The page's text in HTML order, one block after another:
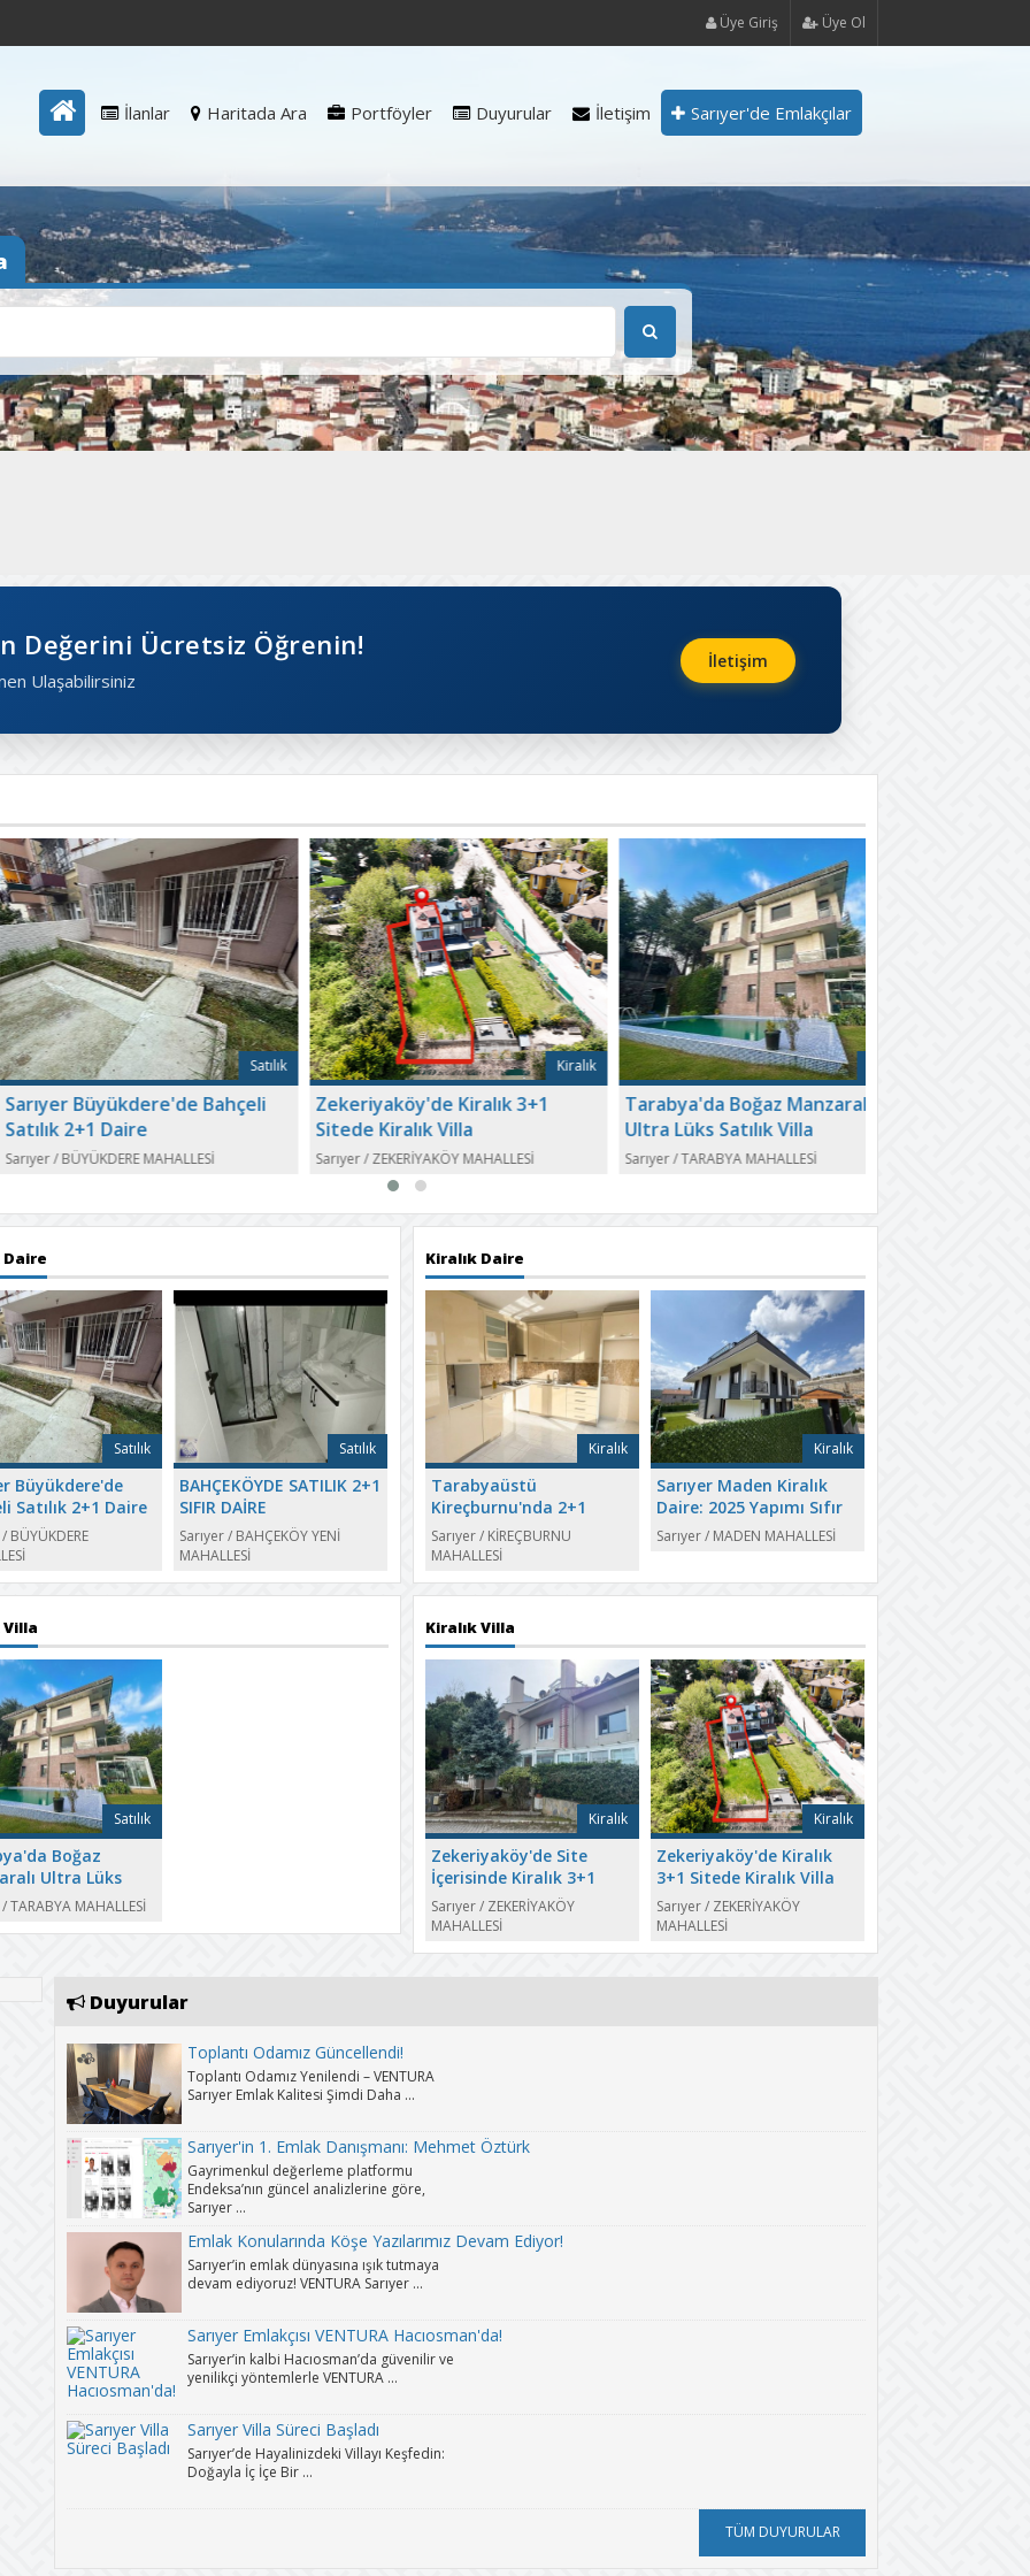
Üye Ol
Üye Giriş
İlanlar Haritada Ara Portföyler Duyurular İletişim Sarıyer'de Emlakçılar
Değerini Ücretsiz Öğrenin!
Ulaşabilirsiniz
İletişim
Satılık
Büyükdere'de Bahçeli
2+1 Daire
/BÜYÜKDERE MAHALLESİ
Kiralık
Zekeriyaköy'de Kiralık 3+1
Sitede Kiralık Villa
/ZEKERİYAKÖY MAHALLESİ
Satılık
Tarabya'da Boğaz Manzaralı
Ultra Lüks Satılık Villa
/TARABYA MAHALLESİ
Kiralık Daire
Kiralık
Tarabyaüstü
Kireçburnu'nda 2+1
Kiralık Yenilenmiş 2
Balkonlu Daire
Sarıyer/ KİREÇBURNU
MAHALLESİ
Kiralık
Sarıyer Maden Kiralık
Daire: 2025 Yapımı Sıfır
4+1 Dubleks – Hemen
Taşınmaya Hazır!
Sarıyer/ MADEN MAHALLESİ
Daire
Satılık
Büyükdere'de
Satılık 2+1 Daire
/ BÜYÜKDERE
Satılık
BAHÇEKÖYDE SATILIK 2+1
SIFIR DAİRE
Sarıyer/ BAHÇEKÖY YENİ
MAHALLESİ
Kiralık Villa
Kiralık
Zekeriyaköy'de Site
İçerisinde Kiralık 3+1
Villa
Sarıyer/ ZEKERİYAKÖY
MAHALLESİ
Kiralık
Zekeriyaköy'de Kiralık
3+1 Sitede Kiralık Villa
Sarıyer/ ZEKERİYAKÖY
MAHALLESİ
Villa
Satılık
Boğaz
Ultra Lüks
Villa
/TARABYA MAHALLESİ
Duyurular
Toplantı Odamız Güncellendi!
Toplantı Odamız Yenilendi – VENTURA
Sarıyer Emlak Kalitesi Şimdi Daha ...
Sarıyer'in 1. Emlak Danışmanı: Mehmet Öztürk
Gayrimenkul değerleme platformu
Endeksa’nın güncel analizlerine göre,
Sarıyer ...
Emlak Konularında Köşe Yazılarımız Devam Ediyor!
Sarıyer’in emlak dünyasına ışık tutmaya
devam ediyoruz! VENTURA Sarıyer ...
Sarıyer Emlakçısı VENTURA Hacıosman'da!
Sarıyer’in kalbi Hacıosman’da güvenilir ve
yenilikçi yöntemlerle VENTURA ...
Sarıyer Villa Süreci Başladı
Sarıyer’de Hayalinizdeki Villayı Keşfedin:
Doğayla İç İçe Bir ...
TÜM DUYURULAR